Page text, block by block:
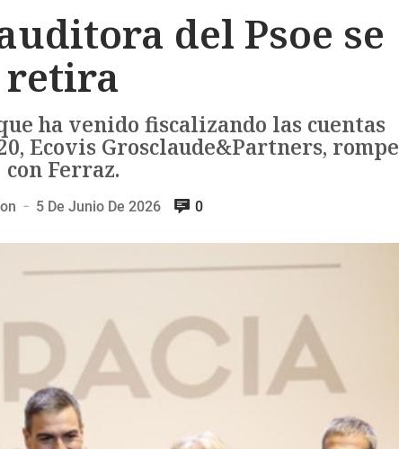
del Psoe se
retira
ha venido fiscalizando las cuentas
Ecovis Grosclaude&Partners, rompe
con Ferraz.
— 5 De Junio De 2026 0